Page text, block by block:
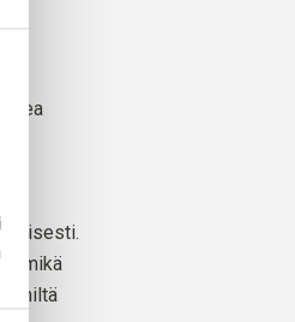
mikä
miltä